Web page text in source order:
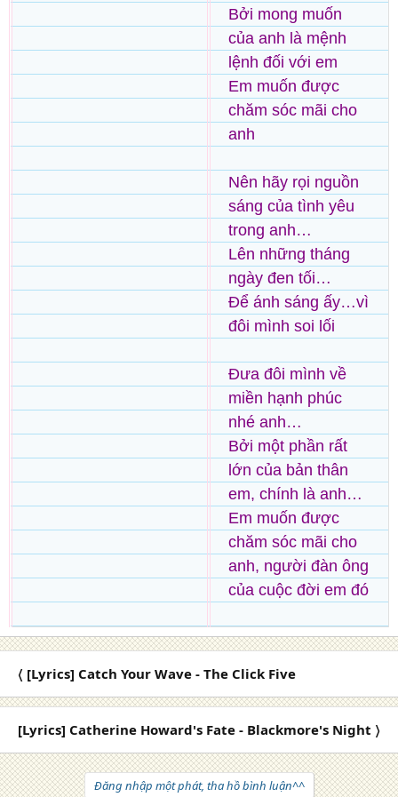
Bởi mong muốn
của anh là mệnh
lệnh đối với em
Em muốn được
chăm sóc mãi cho
anh
Nên hãy rọi nguồn
sáng của tình yêu
trong anh…
Lên những tháng
ngày đen tối…
Để ánh sáng ấy…vì
đôi mình soi lối
Đưa đôi mình về
miền hạnh phúc
nhé anh…
Bởi một phần rất
lớn của bản thân
em, chính là anh…
Em muốn được
chăm sóc mãi cho
anh, người đàn ông
của cuộc đời em đó
〈 [Lyrics] Catch Your Wave - The Click Five
[Lyrics] Catherine Howard's Fate - Blackmore's Night 〉
Đăng nhập một phát, tha hồ bình luận^^